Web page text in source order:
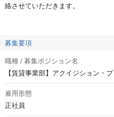
絡させていただきます。
募集要項
職種 / 募集ポジション名
【賃貸事業部】アクイジション・
雇用形態
正社員